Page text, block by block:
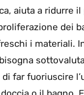
aiuta a ridurre il
dei
i materiali.
di far fuoriuscire